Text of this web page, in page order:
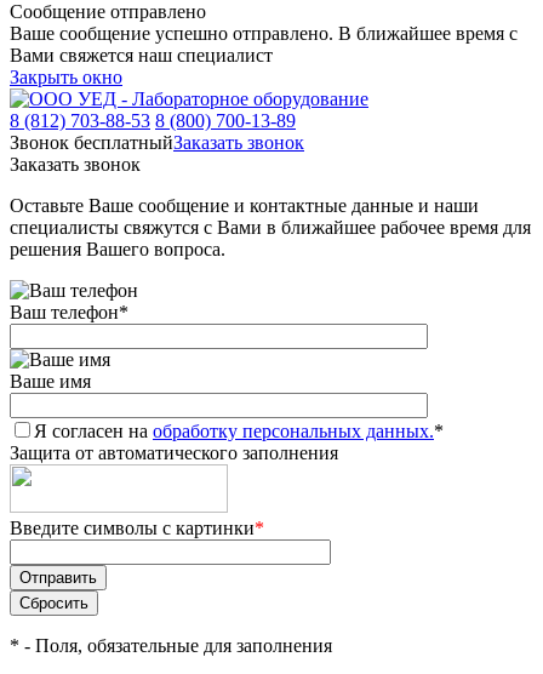
Сообщение отправлено
Ваше сообщение успешно отправлено. В ближайшее время с
Вами свяжется наш специалист
Закрыть окно
8 (812) 703-88-53 8 (800) 700-13-89
Звонок бесплатныйЗаказать звонок
Заказать звонок
Оставьте Ваше сообщение и контактные данные и наши
специалисты свяжутся с Вами в ближайшее рабочее время для
решения Вашего вопроса.
Ваш телефон*
Ваше имя
Я согласен на обработку персональных данных.*
Защита от автоматического заполнения
Введите символы с картинки*
* - Поля, обязательные для заполнения